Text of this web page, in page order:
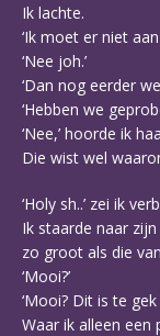
Ik lachte.
‘Ik moet er niet aan
‘Nee joh.’
‘Dan nog eerder
‘Hebben we
‘Nee,’ hoorde ik
Die wist wel
‘Holy sh..’ zei ik
Ik staarde naar
zo groot als die
‘Mooi?’
‘Mooi? Dit is te
Waar ik alleen